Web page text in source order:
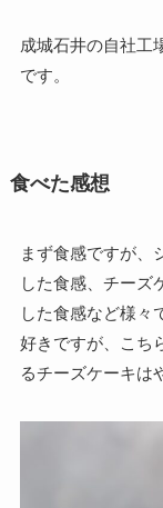
成城石井の自社工
です。
食べた感想
まず食感ですが、
した食感、チーズ
した食感など様々
好きですが、こち
るチーズケーキは